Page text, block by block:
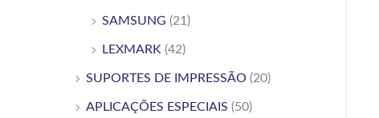
SAMSUNG (21)
LEXMARK (42)
SUPORTES DE IMPRESSÃO (20)
APLICAÇÕES ESPECIAIS (50)